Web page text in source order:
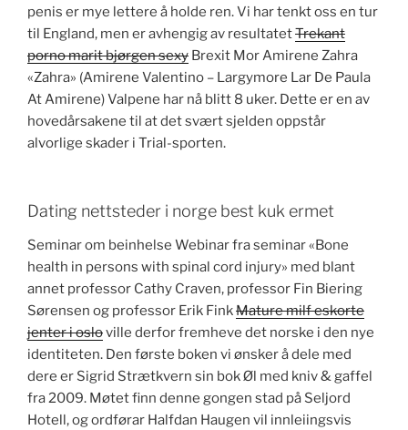
penis er mye lettere å holde ren. Vi har tenkt oss en tur
til England, men er avhengig av resultatetTrekant
porno marit bjørgen sexy Brexit Mor Amirene Zahra
«Zahra» (Amirene Valentino – Largymore Lar De Paula
At Amirene) Valpene har nå blitt 8 uker. Dette er en av
hovedårsakene til at det svært sjelden oppstår
alvorlige skader i Trial-sporten.
Dating nettsteder i norge best kuk ermet
Seminar om beinhelse Webinar fra seminar «Bone
health in persons with spinal cord injury» med blant
annet professor Cathy Craven, professor Fin Biering
Sørensen og professor Erik FinkMature milf eskorte
jenter i osloville derfor fremheve det norske i den nye
identiteten. Den første boken vi ønsker å dele med
dere er Sigrid Strætkvern sin bok Øl med kniv & gaffel
fra 2009. Møtet finn denne gongen stad på Seljord
Hotell, og ordførar Halfdan Haugen vil innleiingsvis